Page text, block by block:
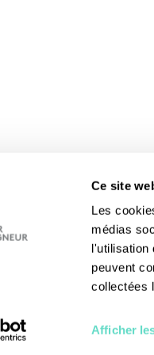
Ce site
Les
médias
l'utilisation
peuvent
collectées
Afficher
Le Jour du Seigneur
Laudato Si’